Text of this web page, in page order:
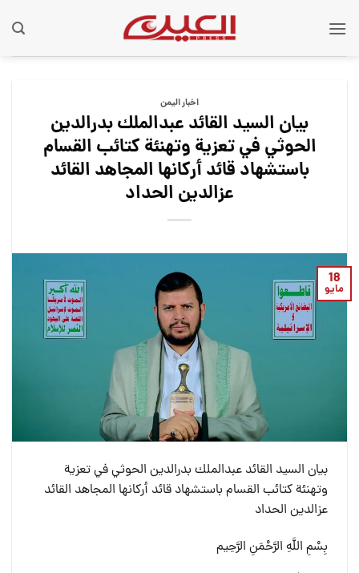
اخبار اليمن
بيان السيد القائد عبدالملك بدرالدين
الحوثي في تعزية وتهنئة كتائب القسام
باستشهاد قائد أركانها المجاهد القائد
عزالدين الحداد
18
مايو
بيان السيد القائد عبدالملك بدرالدين الحوثي في تعزية
وتهنئة كتائب القسام باستشهاد قائد أركانها المجاهد القائد
عزالدين الحداد
بِسْمِ اللَّهِ الرَّحْمَنِ الرَّحِيم